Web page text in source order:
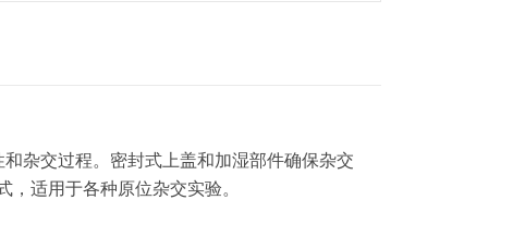
杂交过程。密封式上盖和加湿部件确保杂交
适用于各种原位杂交实验。